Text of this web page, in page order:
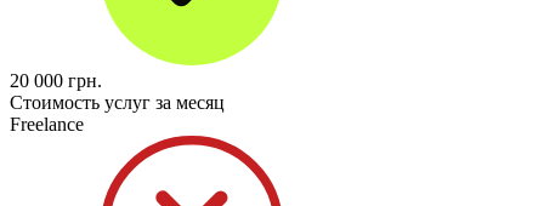
20 000 грн.
Стоимость услуг за месяц
Freelance